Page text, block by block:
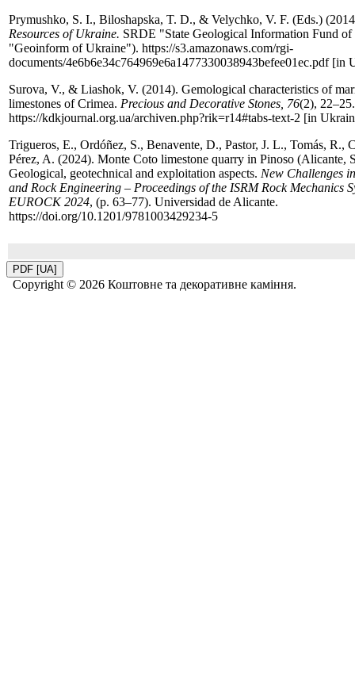
Prymushko, S. I., Biloshapska, T. D., & Velychko, V. F. (Eds.)
Resources of Ukraine. SRDE "State Geological Information Fund
"Geoinform of Ukraine"). https://s3.amazonaws.com/rgi­
documents/4e6b6e34c764969e6a1477330038943befee01ec.pdf [in
Surova, V., & Liashok, V. (2014). Gemological characteristics of
limestones of Crimea. Precious and Decorative Stones, 76(2), 22–25.
https://kdkjournal.org.ua/archiven.php?rik=r14#tabs­-text-­2 [in
Trigueros, E., Ordóñez, S., Benavente, D., Pastor, J. L., Tomás, R.,
Pérez, A. (2024). Monte Coto limestone quarry in Pinoso (Alicante,
Geological, geotechnical and exploitation aspects. New Challenges
and Rock Engineering – Proceedings of the ISRM Rock Mechanics
EUROCK 2024, (р. 63–77). Universidad de Alicante.
https://doi.org/10.1201/9781003429234-­5
PDF [UA]
Copyright © 2026 Коштовне та декоративне каміння.